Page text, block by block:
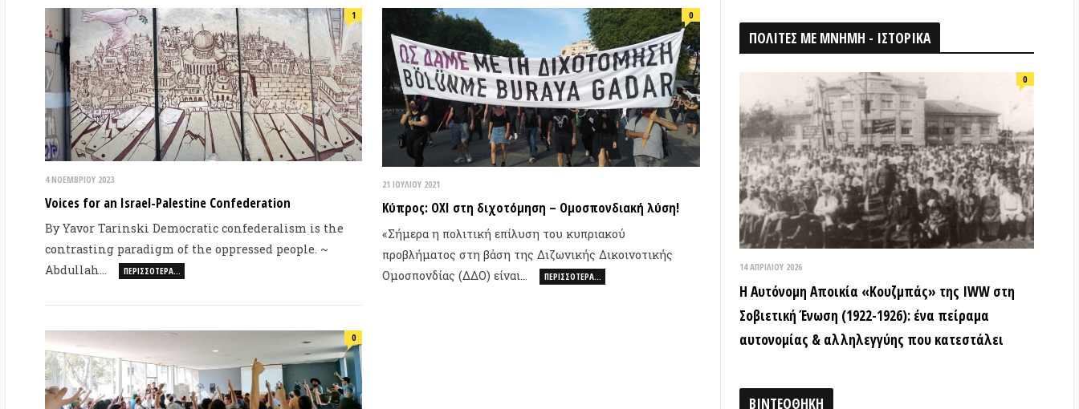
By Yavor Tarinski Democratic confederalism is the
contrasting paradigm of the oppressed people. ~
Abdullah…
ΠΕΡΙΣΣΌΤΕΡΑ…
«Σήμερα η πολιτική επίλυση του κυπριακού
προβλήματος στη βάση της Διζωνικής Δικοινοτικής
Ομοσπονδίας (ΔΔΟ) είναι…
ΠΕΡΙΣΣΌΤΕΡΑ…
30 ΙΟΥΛΊΟΥ 2020
0
Symbiosis: η αναδυόμενη δημοκρατική συνομοσπονδία
του κινήματος Black Lives Matter στις ΗΠΑ,
στρέφουμε το…
ΠΕΡΙΣΣΌΤΕΡΑ…
14 ΑΠΡΙΛΊΟΥ 2026
Η Αυτόνομη Αποικία «Κουζμπάς» της IWW στη
Σοβιετική Ένωση (1922-1926): ένα πείραμα
αυτονομίας & αλληλεγγύης που κατεστάλει
ΒΙΝΤΕΟΘΗΚΗ
18 ΑΠΡΙΛΊΟΥ 2026
Τα ιστορικά μνημεία είναι κοινά
αγαθά! (Βίντεο εκδήλωσης) –
Παγκόσμια Μέρα Μνημείων
ΒΙΝΤΕΟ από την εκδήλωση: «Τόποι
όπου η εξέγερση δεν έμεινε ουτοπία:
12 ΦΕΒΡΟΥΑΡΊΟΥ 2026